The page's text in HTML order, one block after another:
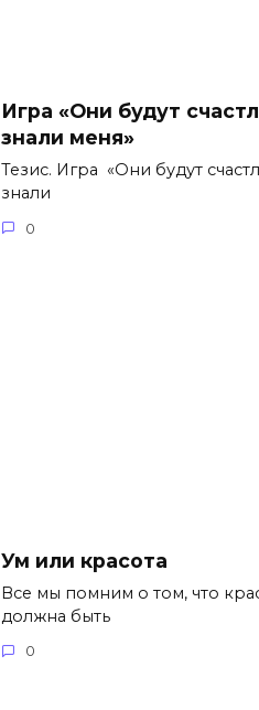
Игра «Они будут
знали меня»
Тезис. Игра «Они будут
знали
0
Ум или красота
Все мы помним о том, что
должна быть
0